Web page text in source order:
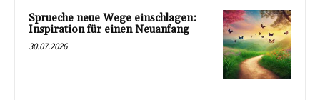
Sprueche neue Wege einschlagen:
Inspiration für einen Neuanfang
30.07.2026